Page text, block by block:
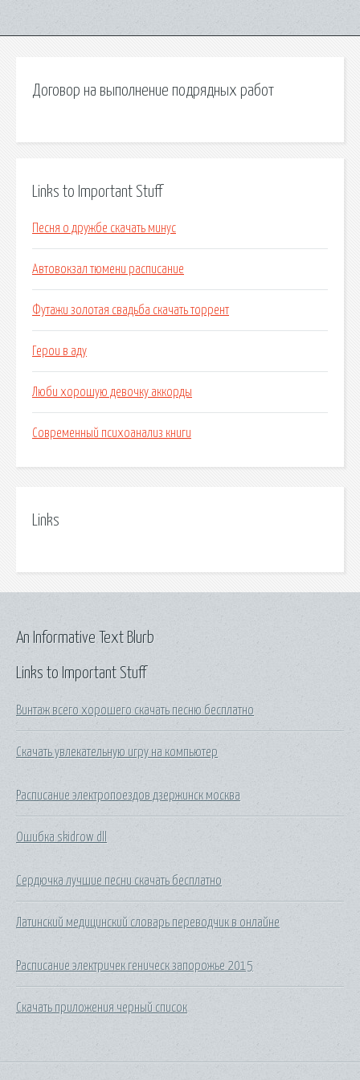
Договор на выполнение подрядных работ
Links to Important Stuff
Песня о дружбе скачать минус
Автовокзал тюмени расписание
Футажи золотая свадьба скачать торрент
Герои в аду
Люби хорошую девочку аккорды
Современный психоанализ книги
Links
Links to Important Stuff
Винтаж всего хорошего скачать песню бесплатно
Скачать увлекательную игру на компьютер
Расписание электропоездов дзержинск москва
Ошибка skidrow dll
Сердючка лучшие песни скачать бесплатно
Латинский медицинский словарь переводчик в онлайне
Расписание электричек геническ запорожье 2015
Скачать приложения черный список
An Informative Text Blurb